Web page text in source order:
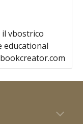
il vbostrico